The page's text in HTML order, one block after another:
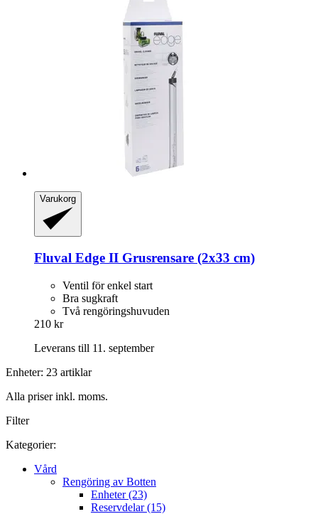
Varukorg
Fluval Edge II Grusrensare (2x33 cm)
Ventil för enkel start
Bra sugkraft
Två rengöringshuvuden
210 kr
Leverans till 11. september
Enheter: 23 artiklar
Alla priser inkl. moms.
Filter
Kategorier:
Vård
Rengöring av Botten
Enheter (23)
Reservdelar (15)